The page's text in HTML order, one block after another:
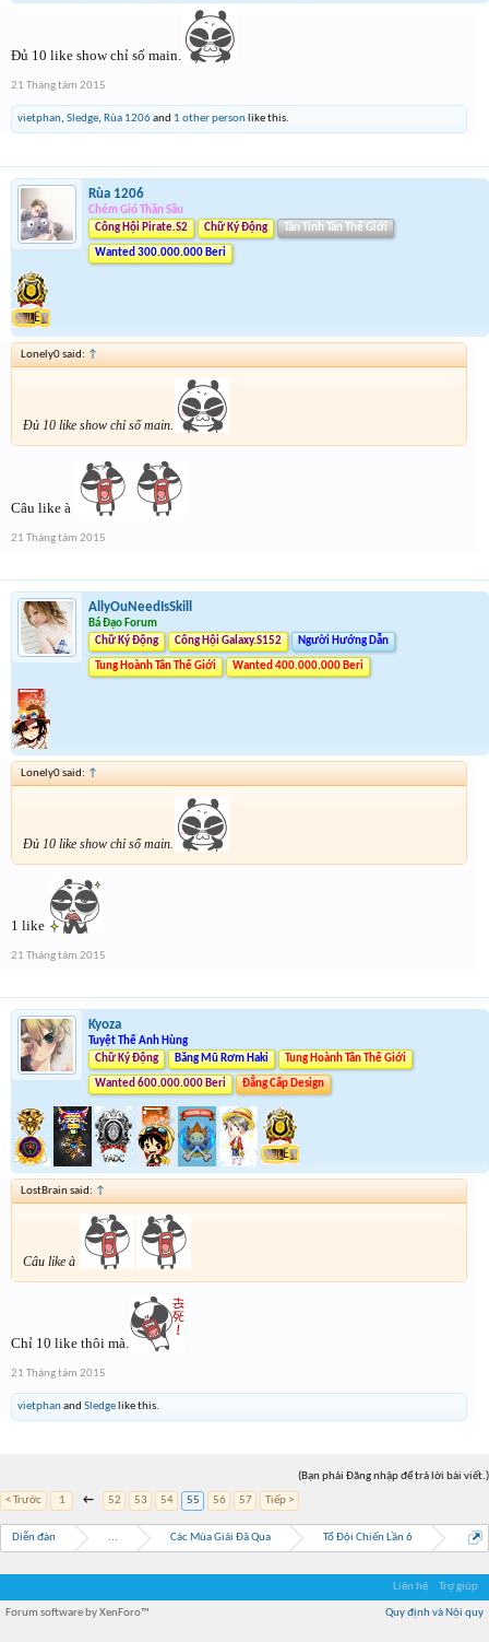
Đủ 10 like show chỉ số main.
21 Tháng tám 2015
vietphan, Sledge, Rùa 1206and 1 other personlike this.
Rùa 1206
Chém Gió Thần Sầu
Công Hội Pirate.S2
Chữ Ký Động Tân Tinh Tân Thế Giới
Wanted 300.000.000 Beri
Lonely0 said: ↑
Đủ 10 like show chỉ số main.
Câu like à
21 Tháng tám 2015
AllyOuNeedIsSkill
Bá Đạo Forum
Chữ Ký Động
Công Hội Galaxy.S152 Người Hướng Dẫn
Tung Hoành Tân Thế Giới Wanted 400.000.000 Beri
Lonely0 said: ↑
Đủ 10 like show chỉ số main.
1 like
21 Tháng tám 2015
Kyoza
Tuyệt Thế Anh Hùng
Chữ Ký Động
Băng Mũ Rơm Haki Tung Hoành Tân Thế Giới
Wanted 600.000.000 Beri Đẳng Cấp Design
LostBrain said: ↑
Câu like à
Chỉ 10 like thôi mà.
21 Tháng tám 2015
vietphanand Sledgelike this.
(Bạn phải Đăng nhập để trả lời bài viết.)
< Trước
1 ← 52 53 54 55 56 57 Tiếp >
Diễn đàn ... Các Mùa Giải Đã Qua Tổ Đội Chiến Lần 6
Liên hệ Trợ giúp
Quy định và Nội quy
Forum software by XenForo™